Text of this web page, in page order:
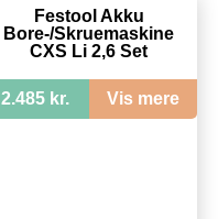
Festool Akku
Bore-/Skruemaskine
CXS Li 2,6 Set
2.485 kr. Vis mere